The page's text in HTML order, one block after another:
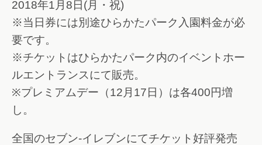
2018年1月8日(月・祝)
※当日券には別途ひらかたパーク入園料金が必
要です。
※チケットはひらかたパーク内のイベントホー
ルエントランスにて販売。
※プレミアムデー（12月17日）は各400円増
し。
全国のセブン-イレブンにてチケット好評発売